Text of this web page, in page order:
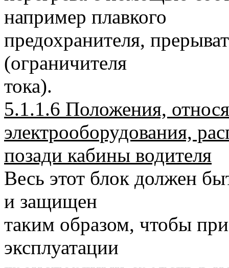
например плавкого
предохранителя,
(ограничителя
тока).
5.1.1.6 Положения,
электрооборудования,
позади кабины водителя
Весь этот блок должен
и защищен
таким образом, чтобы
эксплуатации